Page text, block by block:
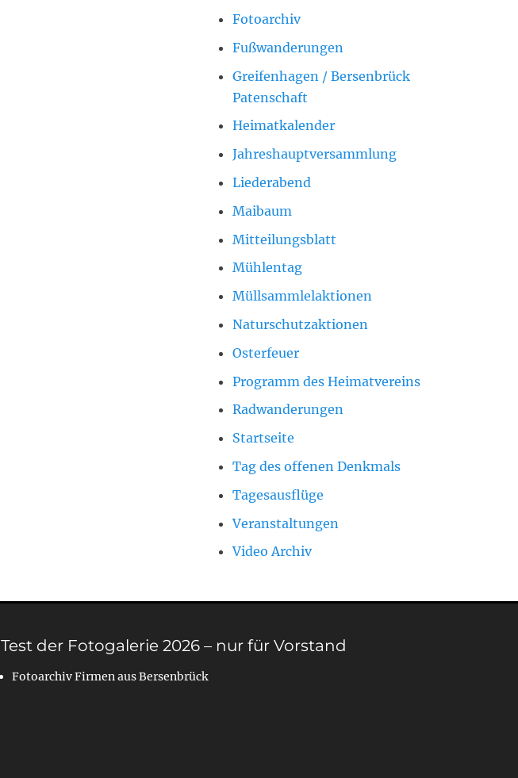
Fotoarchiv
Fußwanderungen
Greifenhagen / Bersenbrück
Patenschaft
Heimatkalender
Jahreshauptversammlung
Liederabend
Maibaum
Mitteilungsblatt
Mühlentag
Müllsammlelaktionen
Naturschutzaktionen
Osterfeuer
Programm des Heimatvereins
Radwanderungen
Startseite
Tag des offenen Denkmals
Tagesausflüge
Veranstaltungen
Video Archiv
Test der Fotogalerie 2026 – nur für Vorstand
Fotoarchiv Firmen aus Bersenbrück